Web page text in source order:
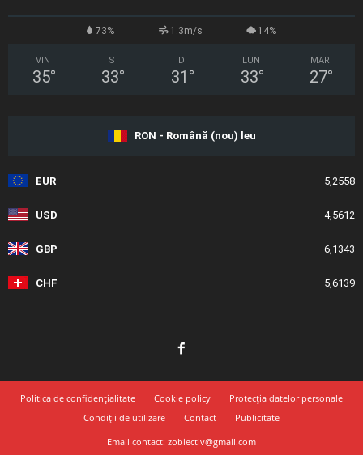
73% 1.3m/s 14%
VIN
35°
S
33°
D
31 °
LUN
33°
MAR
27°
RON - Română (nou) leu
EUR 5,2558
USD 4,5612
GBP 6,1343
CHF 5,6139
Politica de confidențialitate Cookie policy
Protecția datelor personale
Condiții de utilizare
Contact
Publicitate
Email contact: zobiectiv@gmail.com